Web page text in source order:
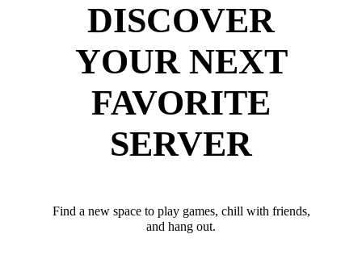
DISCOVER
YOUR NEXT
FAVORITE
SERVER
Find a new space to play games, chill with friends,
and hang out.